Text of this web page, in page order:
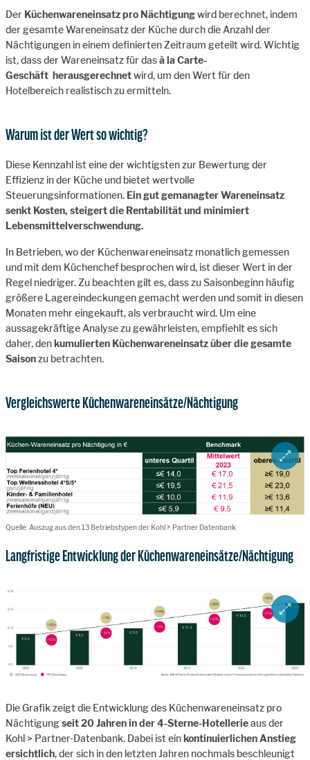
Der Küchenwareneinsatz pro Nächtigungwird berechnet, indem
der gesamte Wareneinsatz der Küche durch die Anzahl der
Nächtigungen in einem definierten Zeitraum geteilt wird. Wichtig
ist, dass der Wareneinsatz für dasà la Carte-
Geschäft herausgerechnetwird, um den Wert für den
Hotelbereich realistisch zu ermitteln.
Warum ist der Wert so wichtig?
Diese Kennzahl ist eine der wichtigsten zur Bewertung der
Effizienz in der Küche und bietet wertvolle
Steuerungsinformationen. Ein gut gemanagter Wareneinsatz
senkt Kosten, steigert die Rentabilität und minimiert
Lebensmittelverschwendung.
In Betrieben, wo der Küchenwareneinsatz monatlich gemessen
und mit dem Küchenchef besprochen wird, ist dieser Wert in der
Regel niedriger. Zu beachten gilt es, dass zu Saisonbeginn häufig
größere Lagereindeckungen gemacht werden und somit in diesen
Monaten mehr eingekauft, als verbraucht wird. Um eine
aussagekräftige Analyse zu gewährleisten, empfiehlt es sich
daher, denkumulierten Küchenwareneinsatz über die gesamte
Saisonzu betrachten.
Vergleichswerte Küchenwareneinsätze/Nächtigung
ZOOM
Quelle: Auszug aus den 13 Betriebstypen der Kohl > Partner Datenbank
Langfristige Entwicklung der Küchenwareneinsätze/Nächtigung
ZOOM
Die Grafik zeigt die Entwicklung des Küchenwareneinsatz pro
Nächtigungseit 20 Jahren in der 4-Sterne-Hotellerieaus der
Kohl > Partner-Datenbank. Dabei ist einkontinuierlichen Anstieg
ersichtlich, der sich in den letzten Jahren nochmals beschleunigt